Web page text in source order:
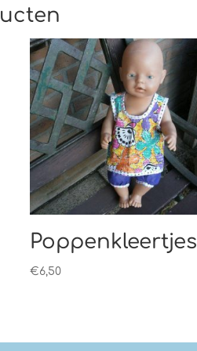
Poppenkleertjes
€6,50